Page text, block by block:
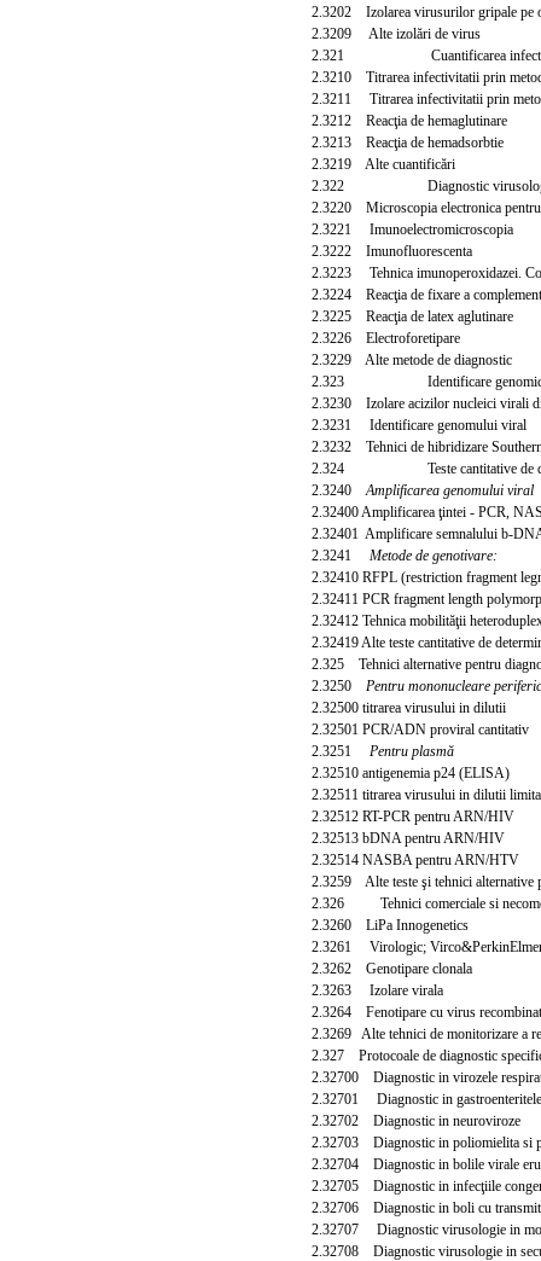
2.3202 Izolarea virusurilor gripale pe
2.3209 Alte izolări de virus
2.321 Cuantificarea
2.3210 Titrarea infectivitatii prin
2.3211 Titrarea infectivitatii prin
2.3212 Reacţia de hemaglutinare
2.3213 Reacţia de hemadsorbtie
2.3219 Alte cuantificări
2.322 Diagnostic
2.3220 Microscopia electronica
2.3221 Imunoelectromicroscopia
2.3222 Imunofluorescenta
2.3223 Tehnica imunoperoxidazei.
2.3224 Reacţia de fixare a
2.3225 Reacţia de latex aglutinare
2.3226 Electroforetipare
2.3229 Alte metode de diagnostic
2.323 Identificare
2.3230 Izolare acizilor nucleici virali
2.3231 Identificare genomului viral
2.3232 Tehnici de hibridizare
2.324 Teste cantitative de
2.3240 Amplificarea genomului viral
2.32400 Amplificarea ţintei - PCR,
2.32401 Amplificare semnalului b-
2.3241 Metode de genotivare:
2.32410 RFPL (restriction fragment
2.32411 PCR fragment length
2.32412 Tehnica mobilităţii
2.32419 Alte teste cantitative de
2.325 Tehnici alternative pentru
2.3250 Pentru mononucleare
2.32500 titrarea virusului in dilutii
2.32501 PCR/ADN proviral cantitativ
2.3251 Pentru plasmă
2.32510 antigenemia p24 (ELISA)
2.32511 titrarea virusului in dilutii limita
2.32512 RT-PCR pentru ARN/HIV
2.32513 bDNA pentru ARN/HIV
2.32514 NASBA pentru ARN/HTV
2.3259 Alte teste şi tehnici
2.326 Tehnici comerciale si
2.3260 LiPa Innogenetics
2.3261 Virologic;
2.3262 Genotipare clonala
2.3263 Izolare virala
2.3264 Fenotipare cu virus recombinat
2.3269 Alte tehnici de monitorizare a
2.327 Protocoale de diagnostic
2.32700 Diagnostic in virozele
2.32701 Diagnostic in
2.32702 Diagnostic in neuroviroze
2.32703 Diagnostic in poliomielita si
2.32704 Diagnostic in bolile virale
2.32705 Diagnostic in infecţiile
2.32706 Diagnostic in boli cu
2.32707 Diagnostic virusologie in
2.32708 Diagnostic virusologie in